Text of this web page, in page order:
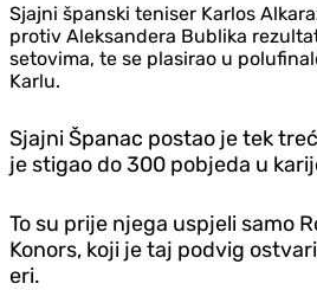
Sjajni španski teniser Karlos
protiv Aleksandera Bublika
setovima, te se plasirao u
Karlu.
Sjajni Španac postao je tek
je stigao do 300 pobjeda u
To su prije njega uspjeli samo
Konors, koji je taj podvig
eri.